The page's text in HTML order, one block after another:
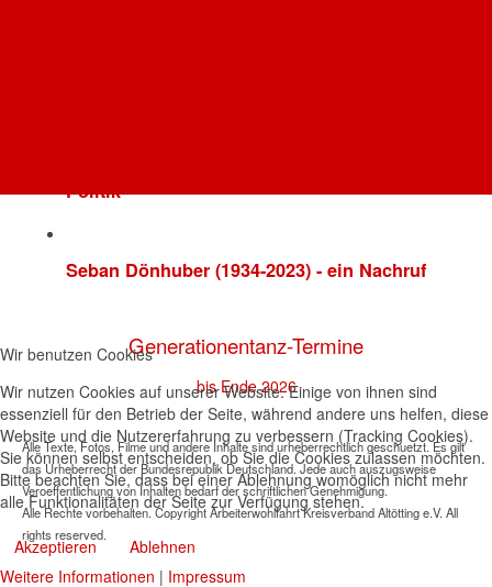
Politik
Seban Dönhuber (1934-2023) - ein Nachruf
Generationentanz-Termine
bis Ende 2026
Alle Texte, Fotos, Filme und andere Inhalte sind urheberrechtlich geschuetzt. Es gilt
das Urheberrecht der Bundesrepublik Deutschland. Jede auch auszugsweise
Veroeffentlichung von Inhalten bedarf der schriftlichen Genehmigung.
Alle Rechte vorbehalten. Copyright Arbeiterwohlfahrt Kreisverband Altötting e.V. All
rights reserved.
Wir benutzen Cookies
Wir nutzen Cookies auf unserer Website. Einige von ihnen sind
essenziell für den Betrieb der Seite, während andere uns helfen, diese
Website und die Nutzererfahrung zu verbessern (Tracking Cookies).
Sie können selbst entscheiden, ob Sie die Cookies zulassen möchten.
Bitte beachten Sie, dass bei einer Ablehnung womöglich nicht mehr
alle Funktionalitäten der Seite zur Verfügung stehen.
Akzeptieren
Ablehnen
Weitere Informationen | Impressum